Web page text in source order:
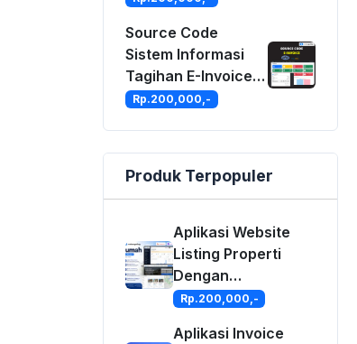
Source Code
Sistem Informasi
Tagihan E-Invoice
Dengan PHP dan
Rp.200,000,-
Produk Terpopuler
Aplikasi Website
Listing Properti
Dengan
CodeIgniter 4
Rp.200,000,-
Aplikasi Invoice